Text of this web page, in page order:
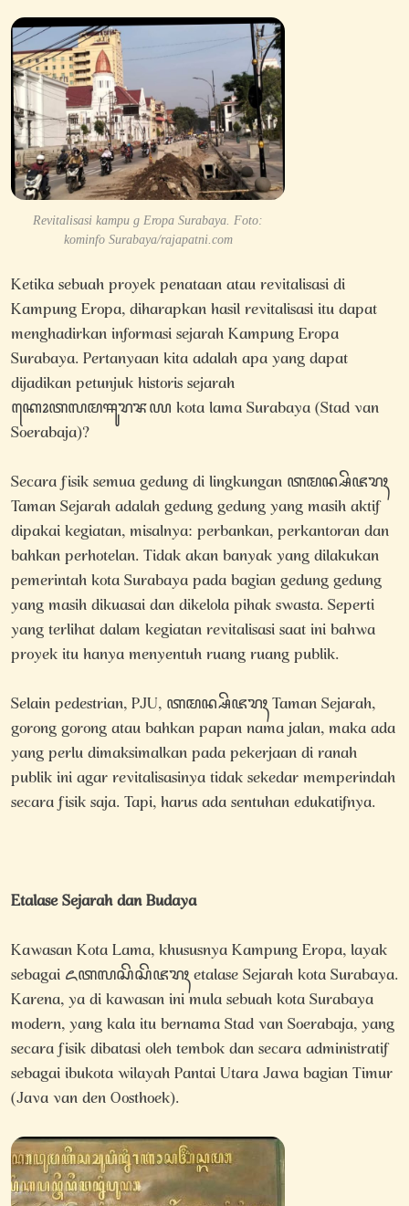
Revitalisasi kampu g Eropa Surabaya. Foto:
kominfo Surabaya/rajapatni.com
Ketika sebuah proyek penataan atau revitalisasi di
Kampung Eropa, diharapkan hasil revitalisasi itu dapat
menghadirkan informasi sejarah Kampung Eropa
Surabaya. Pertanyaan kita adalah apa yang dapat
dijadikan petunjuk historis sejarah
ꦏꦺꦴꦠꦭꦩꦯꦸꦫꦨꦪ kota lama Surabaya (Stad van
Soerabaja)?
Secara fisik semua gedung di lingkungan ꦠꦩꦤ꧀ꦱꦼꦗꦫꦃ
Taman Sejarah adalah gedung gedung yang masih aktif
dipakai kegiatan, misalnya: perbankan, perkantoran dan
bahkan perhotelan. Tidak akan banyak yang dilakukan
pemerintah kota Surabaya pada bagian gedung gedung
yang masih dikuasai dan dikelola pihak swasta. Seperti
yang terlihat dalam kegiatan revitalisasi saat ini bahwa
proyek itu hanya menyentuh ruang ruang publik.
Selain pedestrian, PJU, ꦠꦩꦤ꧀ꦱꦼꦗꦫꦃ Taman Sejarah,
gorong gorong atau bahkan papan nama jalan, maka ada
yang perlu dimaksimalkan pada pekerjaan di ranah
publik ini agar revitalisasinya tidak sekedar memperindah
secara fisik saja. Tapi, harus ada sentuhan edukatifnya.
Etalase Sejarah dan Budaya
Kawasan Kota Lama, khususnya Kampung Eropa, layak
sebagai ꦌꦠꦭꦱꦼꦱꦼꦗꦫꦃ etalase Sejarah kota Surabaya.
Karena, ya di kawasan ini mula sebuah kota Surabaya
modern, yang kala itu bernama Stad van Soerabaja, yang
secara fisik dibatasi oleh tembok dan secara administratif
sebagai ibukota wilayah Pantai Utara Jawa bagian Timur
(Java van den Oosthoek).